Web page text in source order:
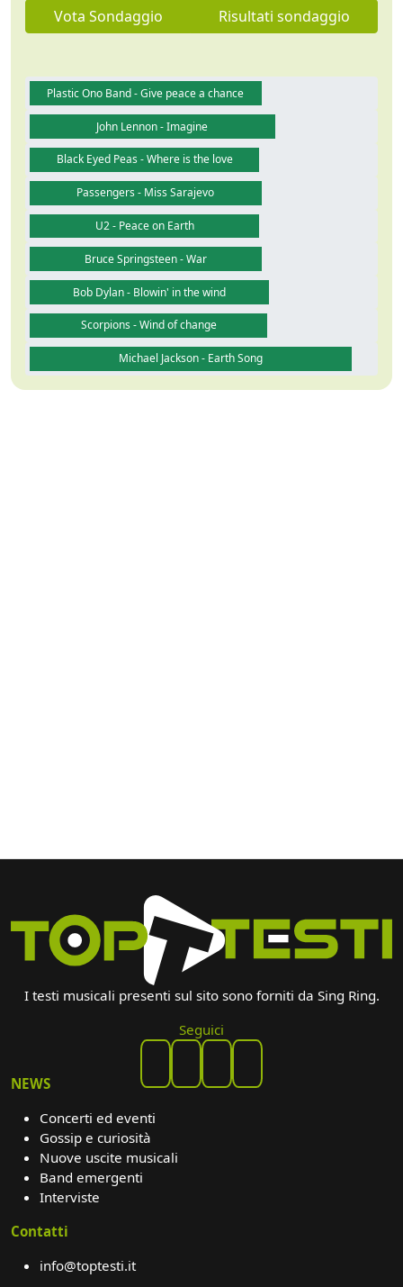
Vota Sondaggio Risultati sondaggio
Plastic Ono Band - Give peace a chance
John Lennon - Imagine
Black Eyed Peas - Where is the love
Passengers - Miss Sarajevo
U2 - Peace on Earth
Bruce Springsteen - War
Bob Dylan - Blowin' in the wind
Scorpions - Wind of change
Michael Jackson - Earth Song
I testi musicali presenti sul sito sono forniti da Sing Ring.
Seguici
NEWS
Concerti ed eventi
Gossip e curiosità
Nuove uscite musicali
Band emergenti
Interviste
Contatti
info@toptesti.it